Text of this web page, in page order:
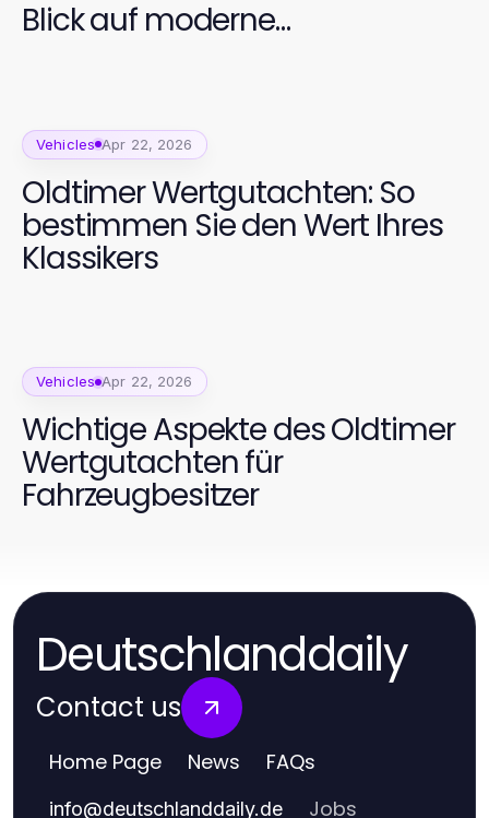
Blick auf moderne
Vehicles Apr 22, 2026
Oldtimer Wertgutachten: So
bestimmen Sie den Wert Ihres
Klassikers
Vehicles Apr 22, 2026
Wichtige Aspekte des Oldtimer
Wertgutachten für
Fahrzeugbesitzer
Deutschlanddaily
Contact us
Home Page News FAQs
info@deutschlanddaily.de Jobs